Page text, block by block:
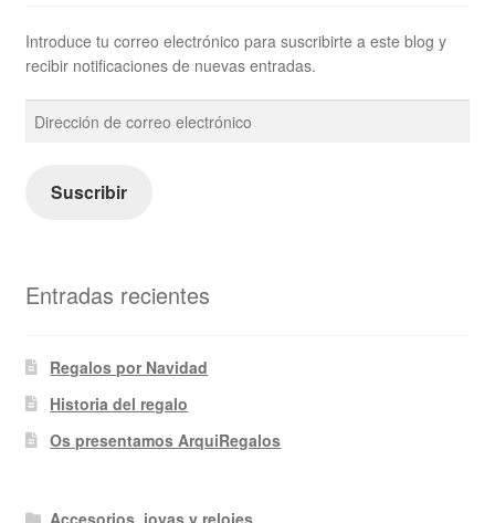
Introduce tu correo electrónico para suscribirte a este blog y
recibir notificaciones de nuevas entradas.
de
electrónico
Suscribir
Entradas recientes
Regalos por Navidad
Historia del regalo
Os presentamos ArquiRegalos